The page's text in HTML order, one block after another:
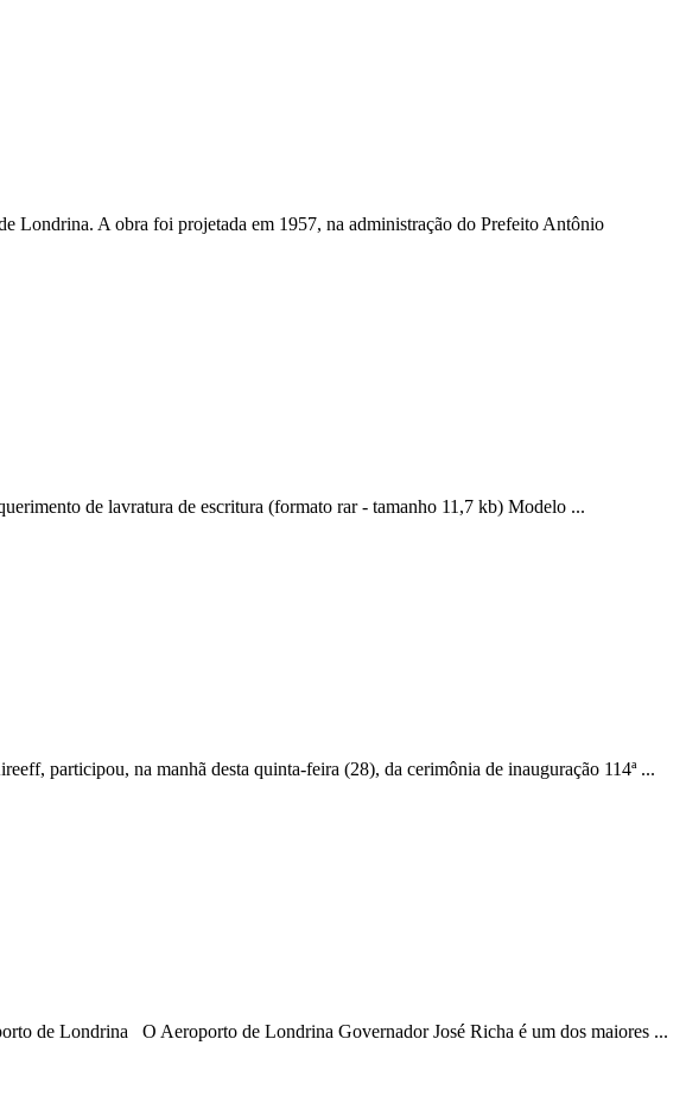
Londrina. A obra foi projetada em 1957, na administração do Prefeito Antônio
de lavratura de escritura (formato rar - tamanho 11,7 kb) Modelo ...
participou, na manhã desta quinta-feira (28), da cerimônia de inauguração 114ª ...
de Londrina O Aeroporto de Londrina Governador José Richa é um dos maiores ...